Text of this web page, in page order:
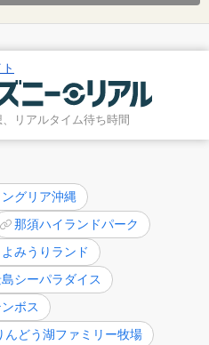
リアルタイム待ち時間
グリア沖縄
那須ハイランドパーク
よみうりランド
島シーパラダイス
ボス
んどう湖ファミリー牧場